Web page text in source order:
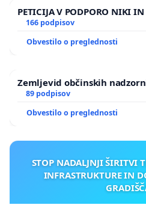
PETICIJA V PODPORO NIKI
166 podpisov
Obvestilo o preglednosti
Zemljevid občinskih
89 podpisov
Obvestilo o preglednosti
STOP NADALJNJI ŠIRITVI
INFRASTRUKTURE IN